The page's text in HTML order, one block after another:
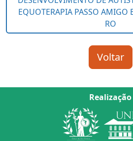
Realização